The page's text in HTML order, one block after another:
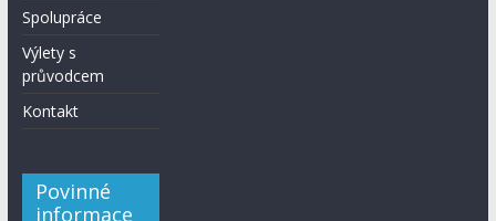
Spolupráce
Výlety s
průvodcem
Kontakt
Povinné
informace